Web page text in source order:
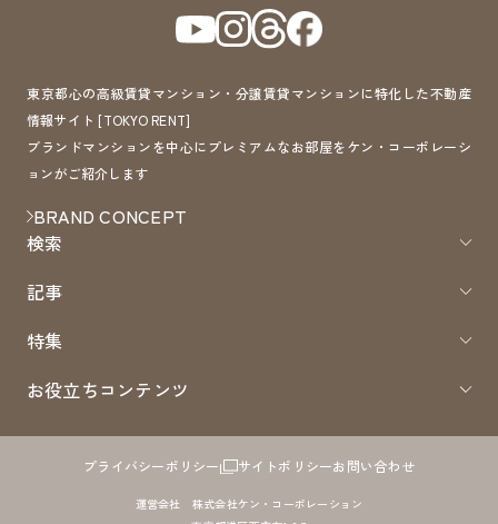
東京都心の高級賃貸マンション・分譲賃貸マンションに特化した不動産
情報サイト [TOKYO RENT]
ブランドマンションを中心にプレミアムなお部屋をケン・コーポレーシ
ョンがご紹介します
BRAND CONCEPT
検索
記事
特集
お役立ちコンテンツ
プライバシーポリシー サイトポリシーお問い合わせ
運営会社 株式会社ケン・コーポレーション